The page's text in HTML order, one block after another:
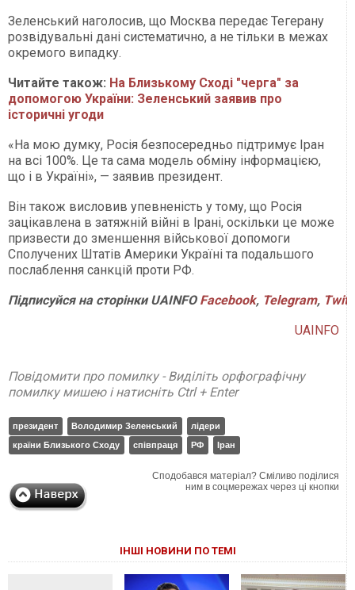
Зеленський наголосив, що Москва передає Тегерану
розвідувальні дані систематично, а не тільки в межах
окремого випадку.
Читайте також: На Близькому Сході "черга" за
допомогою України: Зеленський заявив про
історичні угоди
«На мою думку, Росія безпосередньо підтримує Іран
на всі 100%. Це та сама модель обміну інформацією,
що і в Україні», — заявив президент.
Він також висловив упевненість у тому, що Росія
зацікавлена в затяжній війні в Ірані, оскільки це може
призвести до зменшення військової допомоги
Сполучених Штатів Америки Україні та подальшого
послаблення санкцій проти РФ.
Підписуйся на сторінки UAINFO Facebook, Telegram,
UAINFO
Повідомити про помилку - Виділіть орфографічну
помилку мишею і натисніть Ctrl + Enter
президент Володимир Зеленський
лідери
країни Близького Сходу
співпраця РФ Іран
Сподобався матеріал? Сміливо поділися
ним в соцмережах через ці кнопки
ІНШІ НОВИНИ ПО ТЕМІ